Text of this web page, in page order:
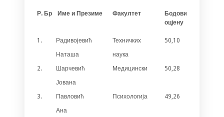
Р. Бр Име и Презиме Факултет
Бодови за
оцјену
1.
Радивојевић
Наташа
Техничких
наука
50,10
2.
Шарчевић
Јована
Медицински 50,28
3.
Павловић
Ана
Психологија 49,26